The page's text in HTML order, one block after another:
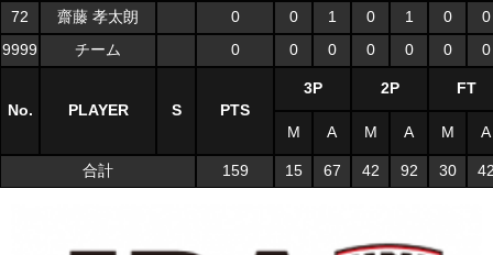
72 齋藤 孝太朗 0 0 1 0 1 0
0
9999
チーム 0 0 0 0 0 0 0
No. PLAYER S PTS
3P 2P FT
M A M A M A
合計 159 15 67 42 92 30